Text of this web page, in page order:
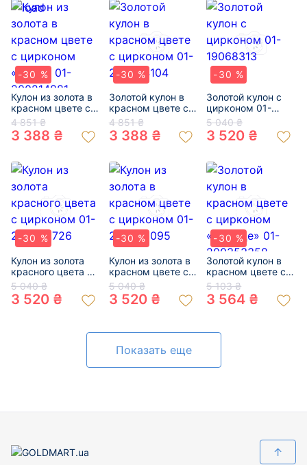
-30 %
Кулон из золота в
красном цвете с
цирконом «Ключ»
01-200214881
4 851 ₴
3 388 ₴
-30 %
Золотой кулон в
красном цвете с
цирконом 01-
200344104
4 851 ₴
3 388 ₴
-30 %
Золотой кулон с
цирконом 01-
19068313
5 040 ₴
3 520 ₴
-30 %
Кулон из золота
красного цвета с
цирконом 01-
200296726
5 040 ₴
3 520 ₴
-30 %
Кулон из золота в
красном цвете с
цирконом 01-
200366095
5 040 ₴
3 520 ₴
-30 %
Золотой кулон в
красном цвете с
цирконом
«Сердце» 01-
200353358
5 103 ₴
3 564 ₴
Показать еще
↑